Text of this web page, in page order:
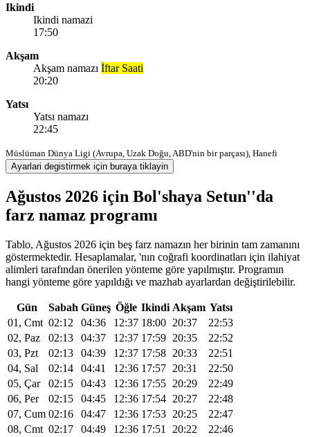
Ikindi
Ikindi namazi
17:50
Akşam
Akşam namazı İftar Saati
20:20
Yatsı
Yatsı namazı
22:45
Müslüman Dünya Ligi (Avrupa, Uzak Doğu, ABD'nin bir parçası), Hanefi
Ayarlari degistirmek için buraya tiklayin
Ağustos 2026 için Bol'shaya Setun''da
farz namaz programı
Tablo, Ağustos 2026 için beş farz namazın her birinin tam zamanını
göstermektedir. Hesaplamalar, 'nın coğrafi koordinatları için ilahiyat
alimleri tarafından önerilen yönteme göre yapılmıştır. Programın
hangi yönteme göre yapıldığı ve mazhab ayarlardan değiştirilebilir.
Gün Sabah Güneş Öğle Ikindi Akşam Yatsı
01, Cmt 02:12 04:36 12:37 18:00 20:37
22:53
02, Paz
02:13 04:37 12:37 17:59 20:35
22:52
03, Pzt
02:13 04:39 12:37 17:58 20:33
22:51
04, Sal
02:14 04:41 12:36 17:57 20:31
22:50
05, Çar
02:15 04:43 12:36 17:55 20:29
22:49
06, Per
02:15 04:45 12:36 17:54 20:27
22:48
07, Cum 02:16 04:47 12:36 17:53 20:25
22:47
08, Cmt 02:17 04:49 12:36 17:51 20:22
22:46